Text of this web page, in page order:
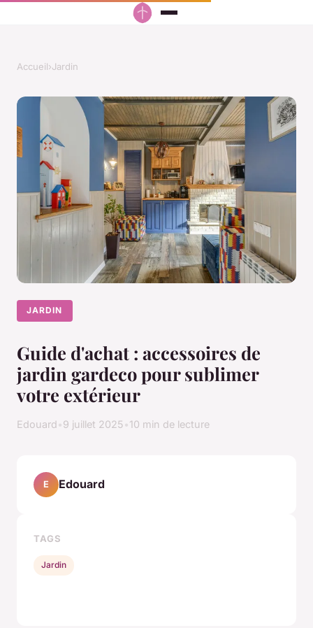
Accueil›Jardin
JARDIN
Guide d'achat : accessoires de
jardin gardeco pour sublimer
votre extérieur
Edouard 9 juillet 2025 10 min de lecture
E Edouard
TAGS
Jardin